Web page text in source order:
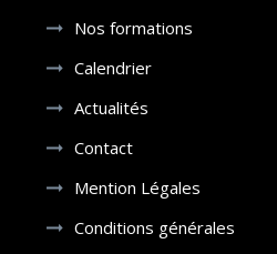
Nos formations
Calendrier
Actualités
Contact
Mention Légales
Conditions générales